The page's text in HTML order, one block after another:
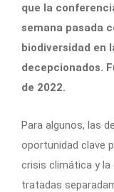
que la
semana pasada
biodiversidad en
decepcionados.
de 2022.
Para algunos, las
oportunidad clave
crisis climática y la
tratadas